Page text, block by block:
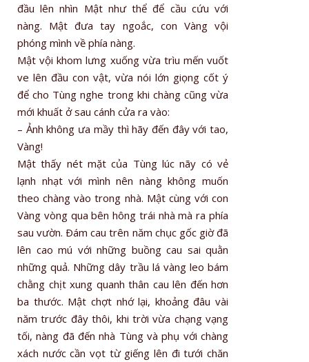
đầu lên nhìn Mật như thể để cầu cứu với
nàng. Mật đưa tay ngoắc, con Vàng vội
phóng mình về phía nàng.
Mật vội khom lưng xuống vừa trìu mến vuốt
ve lên đầu con vật, vừa nói lớn giọng cốt ý
để cho Tùng nghe trong khi chàng cũng vừa
mới khuất ở sau cánh cửa ra vào:
– Ảnh không ưa mầy thì hãy đến đây với tao,
Vàng!
Mật thấy nét mặt của Tùng lúc nãy có vẻ
lạnh nhạt với mình nên nàng không muốn
theo chàng vào trong nhà. Mật cùng với con
Vàng vòng qua bên hông trái nhà mà ra phía
sau vườn. Ðám cau trên năm chục gốc giờ đã
lên cao mú với những buồng cau sai quằn
những quả. Những dây trầu lá vàng leo bám
chằng chịt xung quanh thân cau lên đến hơn
ba thước. Mật chợt nhớ lại, khoảng đâu vài
năm trước đây thôi, khi trời vừa chạng vạng
tối, nàng đã đến nhà Tùng và phụ với chàng
xách nước cần vọt từ giếng lên đi tưới chăn